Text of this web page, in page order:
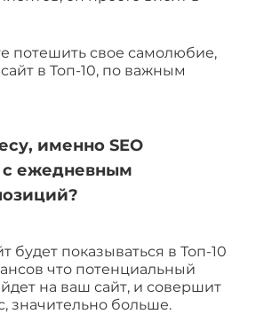
потешить свое самолюбие,
в Топ-10, по важным
именно SEO
ежедневным
будет показываться в Топ-10
что потенциальный
на ваш сайт, и совершит
значительно больше.